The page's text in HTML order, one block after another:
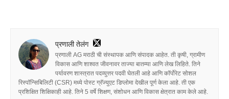
प्रणाली तेलंग
प्रणाली AG मराठी ची संस्थापक आणि संपादक आहेत. ती कृषी, ग्रामीण
विकास आणि शाश्वत जीवनावर ताज्या बातम्या आणि लेख लिहिते. तिने
पर्यावरण शास्त्रात पदव्युत्तर पदवी घेतली आहे आणि कॉर्पोरेट सोशल
रिस्पॉन्सिबिलिटी (CSR) मध्ये पोस्ट ग्रॅज्युएट डिप्लोमा देखील पूर्ण केला आहे. ती एक
प्रशिक्षित शिक्षिकाही आहे. तिने 5 वर्षे शिक्षण, संशोधन आणि विकास क्षेत्रात काम केले आहे.